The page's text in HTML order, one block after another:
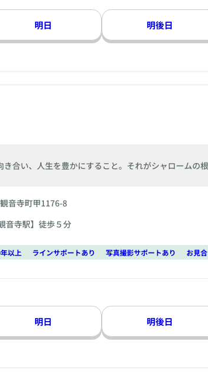
明日 明後日
き合い、人生を豊かにすること。それがシャロームの根
音寺町甲1176-8
音寺駅】徒歩５分
以上 ラインサポートあり 写真撮影サポートあり お見
明日 明後日